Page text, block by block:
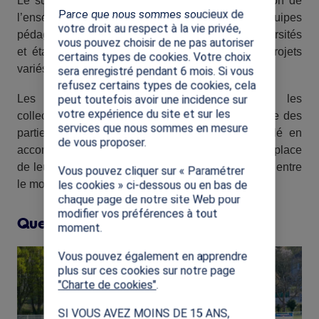
l’ensemble des acteurs éducatifs et sportifs. Les équipes
pédagogiques des écoles, collèges, lycées, universités
et établissements spécialisés ont proposé des projets
variés et adaptés à chaque public.
Les structures déconcentrées du CNOSF, les
collectivités, les ambassadeurs SOP et l'ensemble des
parties prenantes ont également joué un rôle clé en
accompagnant les établissements dans la mise en place
de leurs initiatives et en favorisant les passerelles entre
le monde sportif et éducatif.
Quelques images de la SOP 2026...
Image
Parce que nous sommes soucieux de
votre droit au respect à la vie privée,
vous pouvez choisir de ne pas autoriser
certains types de cookies. Votre choix
sera enregistré pendant 6 mois. Si vous
refusez certains types de cookies, cela
peut toutefois avoir une incidence sur
votre expérience du site et sur les
services que nous sommes en mesure
de vous proposer.
Vous pouvez cliquer sur « Paramétrer
les cookies » ci-dessous ou en bas de
chaque page de notre site Web pour
modifier vos préférences à tout
moment.
Vous pouvez également en apprendre
plus sur ces cookies sur notre page
"Charte de cookies".
SI VOUS AVEZ MOINS DE 15 ANS,